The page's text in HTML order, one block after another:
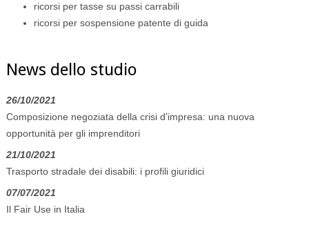
ricorsi per tasse su passi carrabili
ricorsi per sospensione patente di guida
News dello studio
26/10/2021
Composizione negoziata della crisi d’impresa: una nuova
opportunità per gli imprenditori
21/10/2021
Trasporto stradale dei disabili: i profili giuridici
07/07/2021
Il Fair Use in Italia